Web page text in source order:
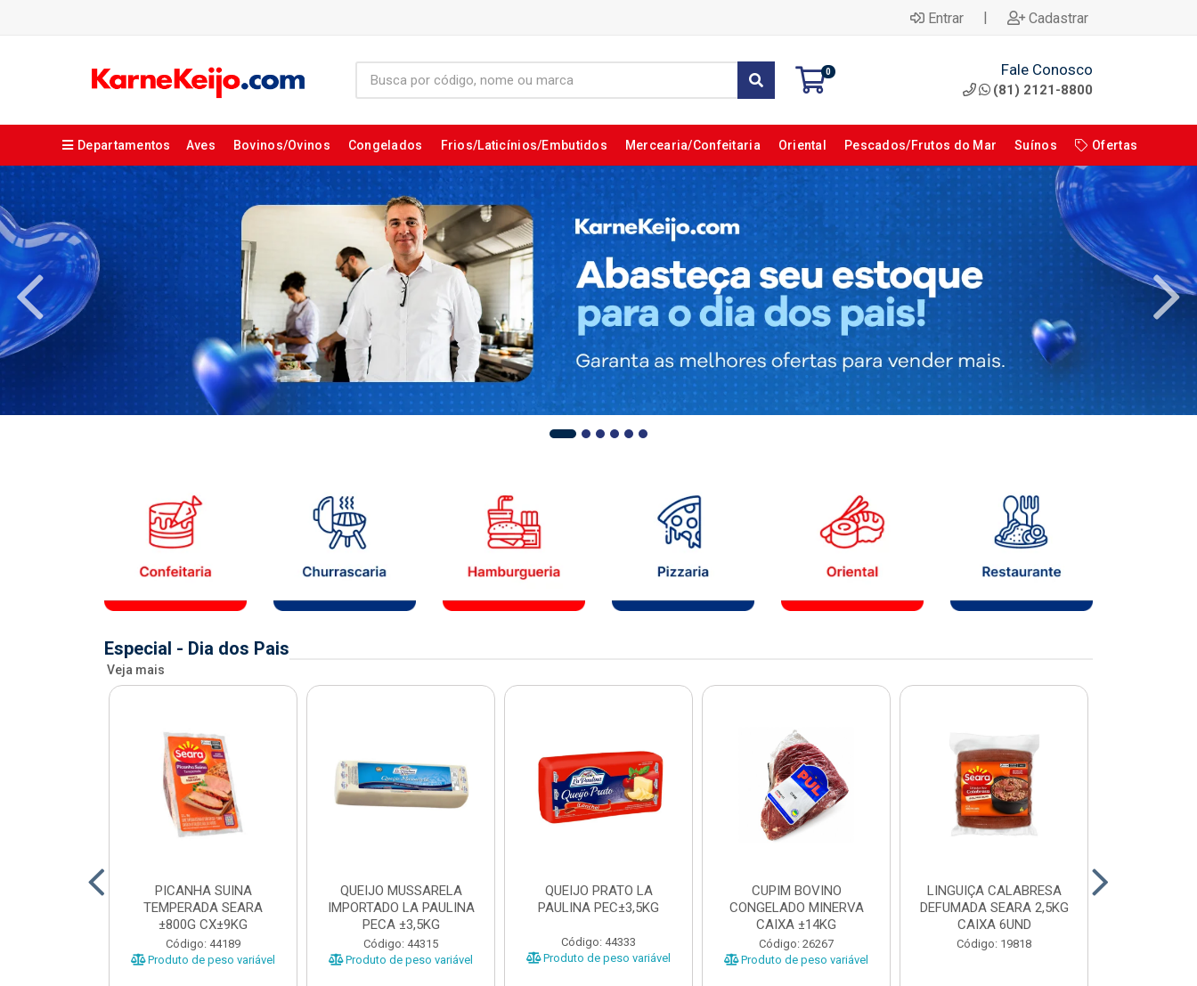
Entrar | Cadastrar
0 Fale Conosco
(81) 2121-8800
Departamentos Aves Bovinos/Ovinos Congelados Frios/Laticínios/Embutidos Mercearia/Confeitaria Oriental Pescados/Frutos do Mar Suínos Ofertas
Especial - Dia dos Pais
Veja mais
PICANHA SUINA
TEMPERADA SEARA
±800G CX±9KG
Código: 44189
Produto de peso variável
QUEIJO MUSSARELA
IMPORTADO LA PAULINA
PECA ±3,5KG
Código: 44315
Produto de peso variável
QUEIJO PRATO LA
PAULINA PEC±3,5KG
Código: 44333
Produto de peso variável
CUPIM BOVINO
CONGELADO MINERVA
CAIXA ±14KG
Código: 26267
Produto de peso variável
LINGUIÇA CALABRESA
DEFUMADA SEARA 2,5KG
CAIXA 6UND
Código: 19818